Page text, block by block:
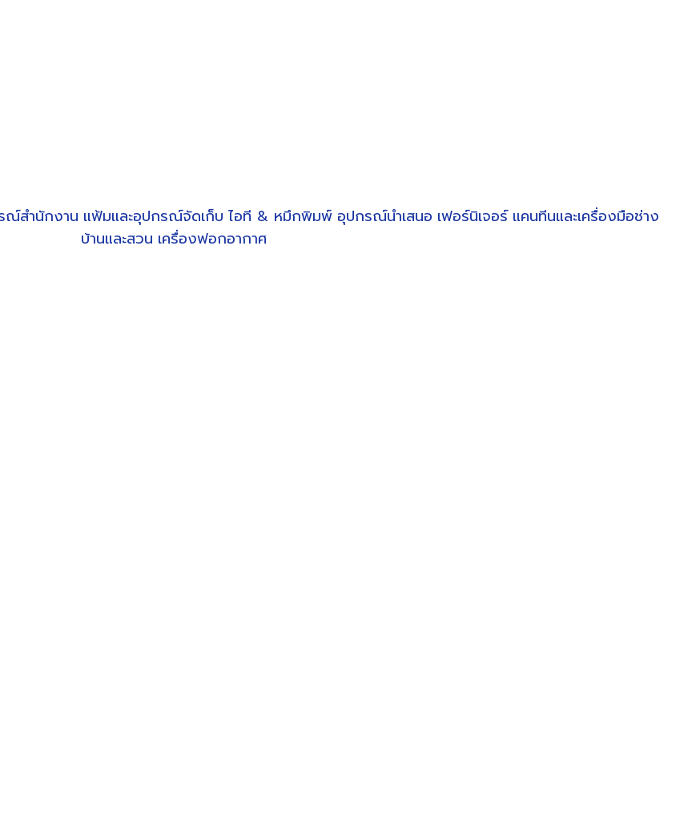
ณ์สำนักงาน แฟ้มและอุปกรณ์จัดเก็บ ไอที & หมึกพิมพ์ อุปกรณ์นำเสนอ เฟอร์นิเจอร์ แคนทีนและเครื่องมือช่าง
บ้านและสวน เครื่องฟอกอากาศ